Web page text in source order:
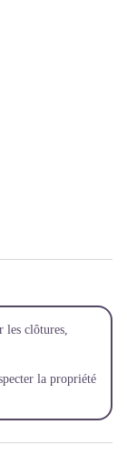
les clôtures,
la propriété